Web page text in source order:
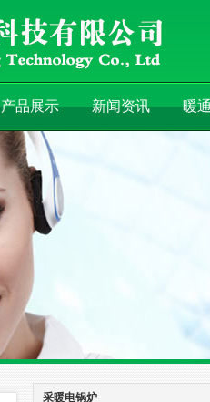
产品展示 新闻资讯 暖
采暖电锅炉